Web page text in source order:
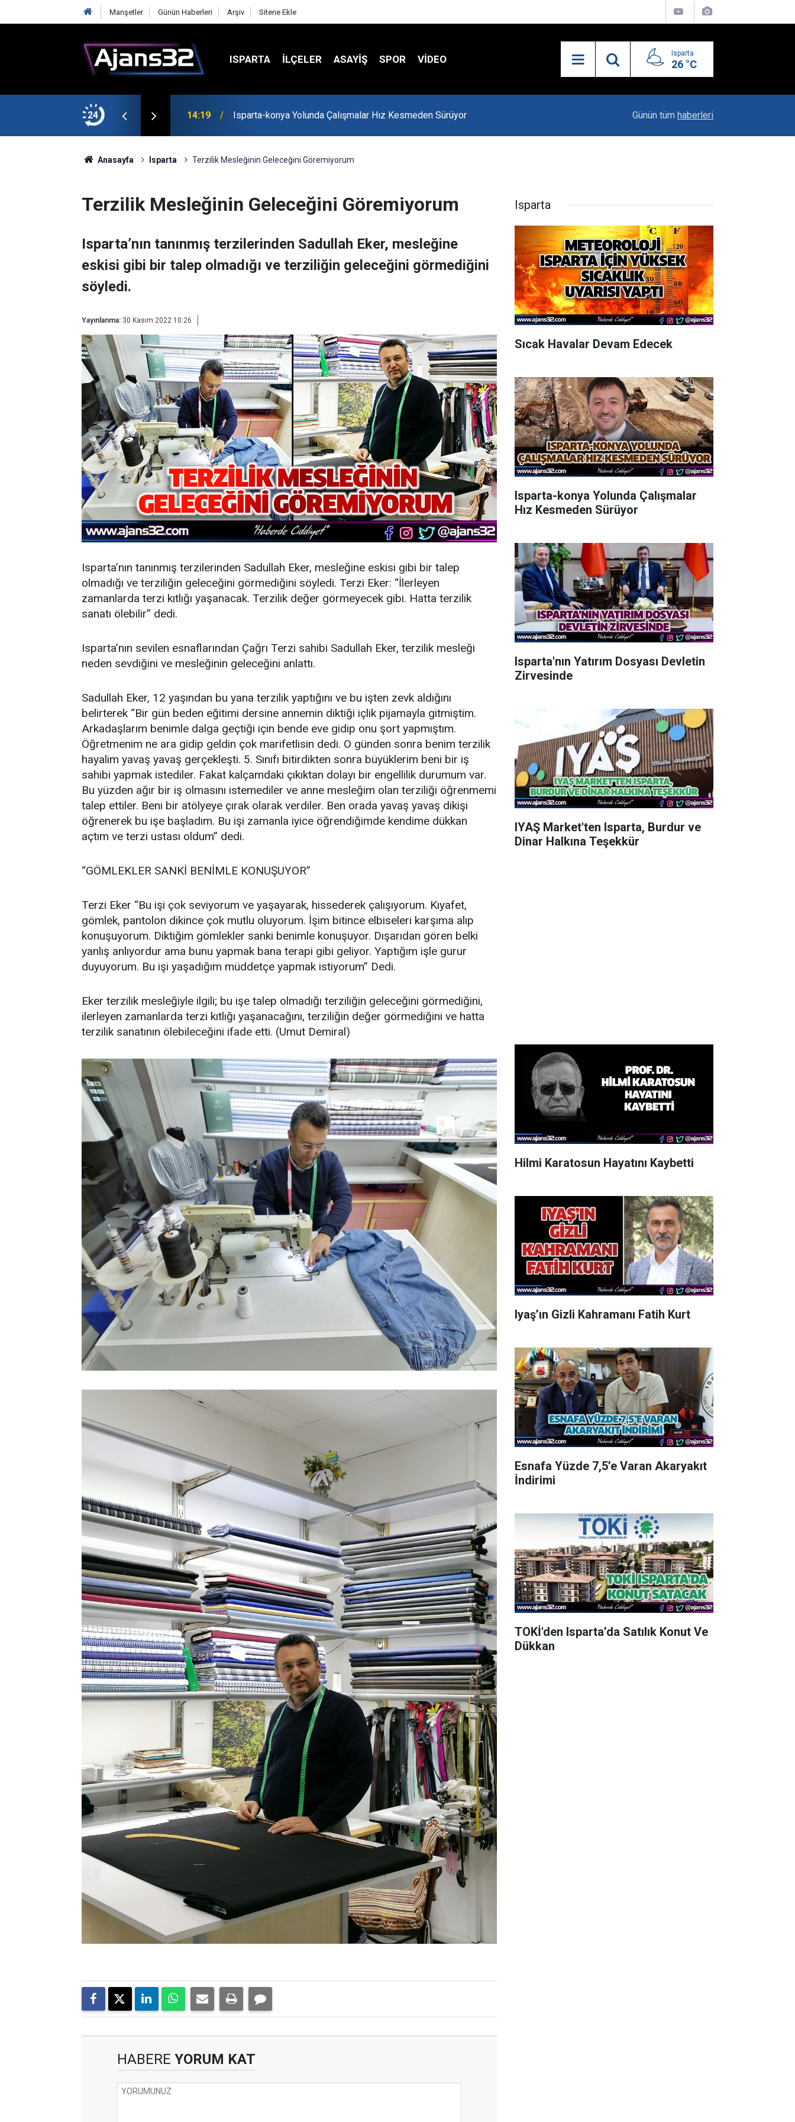
Manşetler Günün Haberleri Arşiv Sitene Ekle
ISPARTA İLÇELER ASAYİŞ SPOR VIDEO Isparta
26 °C
24 14:19 Isparta-konya Yolunda Çalışmalar Hız Kesmeden Sürüyor Isparta'nın Yatırım Dosyası Devletin Zirvesinde
Günün tüm haberleri
Anasayfa Isparta Terzilik Mesleğinin Geleceğini Göremiyorum
Terzilik Mesleğinin Geleceğini Göremiyorum
Isparta’nın tanınmış terzilerinden Sadullah Eker, mesleğine
eskisi gibi bir talep olmadığı ve terziliğin geleceğini görmediğini
söyledi.
Yayınlanma: 30 Kasım 2022 10:26
Isparta’nın tanınmış terzilerinden Sadullah Eker, mesleğine eskisi gibi bir talep
olmadığı ve terziliğin geleceğini görmediğini söyledi. Terzi Eker: “İlerleyen
zamanlarda terzi kıtlığı yaşanacak. Terzilik değer görmeyecek gibi. Hatta terzilik
sanatı ölebilir” dedi.
Isparta’nın sevilen esnaflarından Çağrı Terzi sahibi Sadullah Eker, terzilik mesleği
neden sevdiğini ve mesleğinin geleceğini anlattı.
Sadullah Eker, 12 yaşından bu yana terzilik yaptığını ve bu işten zevk aldığını
belirterek “Bir gün beden eğitimi dersine annemin diktiği içlik pijamayla gitmiştim.
Arkadaşlarım benimle dalga geçtiği için bende eve gidip onu şort yapmıştım.
Öğretmenim ne ara gidip geldin çok marifetlisin dedi. O günden sonra benim terzilik
hayalim yavaş yavaş gerçekleşti. 5. Sınıfı bitirdikten sonra büyüklerim beni bir iş
sahibi yapmak istediler. Fakat kalçamdaki çıkıktan dolayı bir engellilik durumum var.
Bu yüzden ağır bir iş olmasını istemediler ve anne mesleğim olan terziliği öğrenmemi
talep ettiler. Beni bir atölyeye çırak olarak verdiler. Ben orada yavaş yavaş dikişi
öğrenerek bu işe başladım. Bu işi zamanla iyice öğrendiğimde kendime dükkan
açtım ve terzi ustası oldum” dedi.
“GÖMLEKLER SANKİ BENİMLE KONUŞUYOR”
Terzi Eker “Bu işi çok seviyorum ve yaşayarak, hissederek çalışıyorum. Kıyafet,
gömlek, pantolon dikince çok mutlu oluyorum. İşim bitince elbiseleri karşıma alıp
konuşuyorum. Diktiğim gömlekler sanki benimle konuşuyor. Dışarıdan gören belki
yanlış anlıyordur ama bunu yapmak bana terapi gibi geliyor. Yaptığım işle gurur
duyuyorum. Bu işi yaşadığım müddetçe yapmak istiyorum” Dedi.
Eker terzilik mesleğiyle ilgili; bu işe talep olmadığı terziliğin geleceğini görmediğini,
ilerleyen zamanlarda terzi kıtlığı yaşanacağını, terziliğin değer görmediğini ve hatta
terzilik sanatının ölebileceğini ifade etti. (Umut Demiral)
HABERE YORUM KAT
Isparta
Sıcak Havalar Devam Edecek
Isparta-konya Yolunda Çalışmalar
Hız Kesmeden Sürüyor
Isparta'nın Yatırım Dosyası Devletin
Zirvesinde
IYAŞ Market'ten Isparta, Burdur ve
Dinar Halkına Teşekkür
Hilmi Karatosun Hayatını Kaybetti
Iyaş’ın Gizli Kahramanı Fatih Kurt
Esnafa Yüzde 7,5’e Varan Akaryakıt
İndirimi
TOKİ'den Isparta’da Satılık Konut Ve
Dükkan